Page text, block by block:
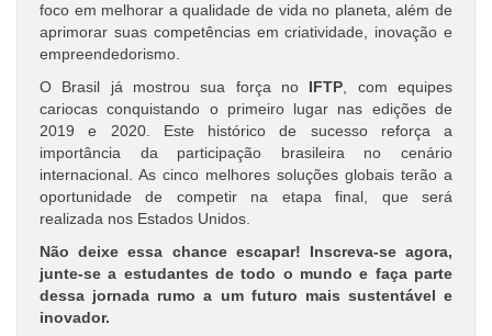
foco em melhorar a qualidade de vida no planeta, além de
aprimorar suas competências em criatividade, inovação e
empreendedorismo.
O Brasil já mostrou sua força no IFTP , com equipes
cariocas conquistando o primeiro lugar nas edições de
2019 e 2020. Este histórico de sucesso reforça a
importância da participação brasileira no cenário
internacional. As cinco melhores soluções globais terão a
oportunidade de competir na etapa final, que será
realizada nos Estados Unidos.
Não deixe essa chance escapar! Inscreva-se agora,
junte-se a estudantes de todo o mundo e faça parte
dessa jornada rumo a um futuro mais sustentável e
inovador.